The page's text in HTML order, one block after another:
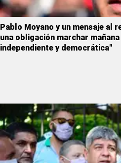
Pablo Moyano y un mensaje al
una obligación marchar
independiente y democrática"